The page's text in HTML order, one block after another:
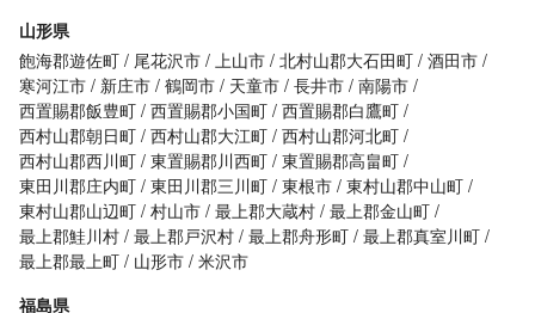
山形県
飽海郡遊佐町
尾花沢市 上山市 北村山郡大石田町 酒田市
寒河江市
新庄市 鶴岡市 天童市 長井市 南陽市
西置賜郡飯豊町 西置賜郡小国町 西置賜郡白鷹町
西村山郡朝日町 西村山郡大江町 西村山郡河北町
西村山郡西川町 東置賜郡川西町 東置賜郡高畠町
東田川郡庄内町 東田川郡三川町 東根市 東村山郡中山町
東村山郡山辺町 村山市 最上郡大蔵村 最上郡金山町
最上郡鮭川村 最上郡戸沢村 最上郡舟形町 最上郡真室川町
最上郡最上町
山形市 米沢市
福島県